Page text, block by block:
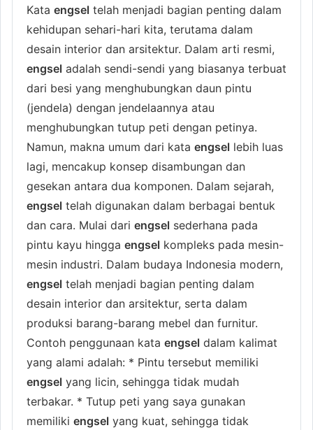
Kata engsel telah menjadi bagian penting dalam
kehidupan sehari-hari kita, terutama dalam
desain interior dan arsitektur. Dalam arti resmi,
engsel adalah sendi-sendi yang biasanya terbuat
dari besi yang menghubungkan daun pintu
(jendela) dengan jendelaannya atau
menghubungkan tutup peti dengan petinya.
Namun, makna umum dari kata engsel lebih luas
lagi, mencakup konsep disambungan dan
gesekan antara dua komponen. Dalam sejarah,
engsel telah digunakan dalam berbagai bentuk
dan cara. Mulai dari engsel sederhana pada
pintu kayu hingga engsel kompleks pada mesin-
mesin industri. Dalam budaya Indonesia modern,
engsel telah menjadi bagian penting dalam
desain interior dan arsitektur, serta dalam
produksi barang-barang mebel dan furnitur.
Contoh penggunaan kata engsel dalam kalimat
yang alami adalah: * Pintu tersebut memiliki
engsel yang licin, sehingga tidak mudah
terbakar. * Tutup peti yang saya gunakan
memiliki engsel yang kuat, sehingga tidak